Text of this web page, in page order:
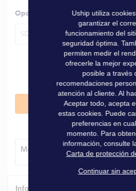
Opciones
SD-ZIN, para hélice Classic
Añadir al
Método de entrega
Informaciones técnicas
Uship utiliza
garantizar el
funcionamiento del
seguridad óptima.
permiten medir el
ofrecerle la mejor
posible a través
recomendaciones
atención al cliente. Al
Aceptar todo, acepta
estas cookies. Puede
preferencias en
momento. Para
información, consulte
Carta de protección
Continuar sin